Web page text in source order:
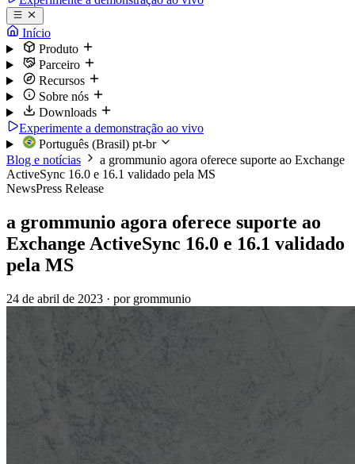
Início
Produto
Parceiro
Recursos
Sobre nós
Downloads
Experimente a demonstração ao vivo
Português (Brasil) pt-br
Blog e notícias
a grommunio agora oferece suporte ao Exchange
ActiveSync 16.0 e 16.1 validado pela MS
NewsPress Release
a grommunio agora oferece suporte ao
Exchange ActiveSync 16.0 e 16.1 validado
pela MS
24 de abril de 2023 · por grommunio